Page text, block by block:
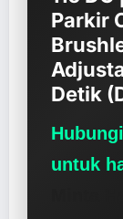
Parkir
Detik
untuk